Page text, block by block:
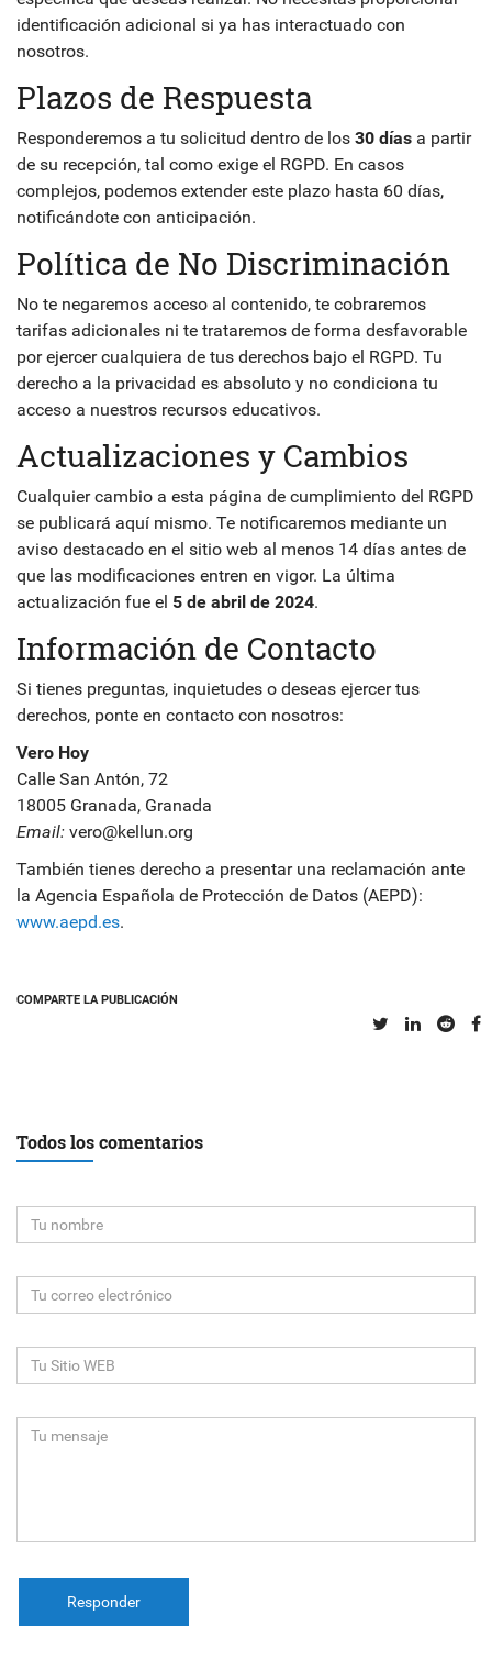
identificación adicional si ya has interactuado con
nosotros.
Plazos de Respuesta
Responderemos a tu solicitud dentro de los 30 días a partir
de su recepción, tal como exige el RGPD. En casos
complejos, podemos extender este plazo hasta 60 días,
notificándote con anticipación.
Política de No Discriminación
No te negaremos acceso al contenido, te cobraremos
tarifas adicionales ni te trataremos de forma desfavorable
por ejercer cualquiera de tus derechos bajo el RGPD. Tu
derecho a la privacidad es absoluto y no condiciona tu
acceso a nuestros recursos educativos.
Actualizaciones y Cambios
Cualquier cambio a esta página de cumplimiento del RGPD
se publicará aquí mismo. Te notificaremos mediante un
aviso destacado en el sitio web al menos 14 días antes de
que las modificaciones entren en vigor. La última
actualización fue el 5 de abril de 2024.
Información de Contacto
Si tienes preguntas, inquietudes o deseas ejercer tus
derechos, ponte en contacto con nosotros:
Vero Hoy
Calle San Antón, 72
18005 Granada, Granada
Email: vero@kellun.org
También tienes derecho a presentar una reclamación ante
la Agencia Española de Protección de Datos (AEPD):
www.aepd.es.
COMPARTE LA PUBLICACIÓN
Todos los comentarios
Responder